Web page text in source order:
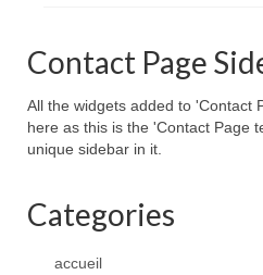
Contact Page
All the widgets added to 'Contact
here as this is the 'Contact Page
unique sidebar in it.
Categories
accueil